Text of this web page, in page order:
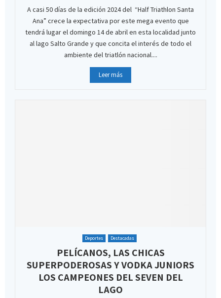
A casi 50 días de la edición 2024 del “Half Triathlon Santa
Ana” crece la expectativa por este mega evento que
tendrá lugar el domingo 14 de abril en esta localidad junto
al lago Salto Grande y que concita el interés de todo el
ambiente del triatlón nacional....
Leer más
Deportes Destacadas
PELÍCANOS, LAS CHICAS
SUPERPODEROSAS Y VODKA JUNIORS
LOS CAMPEONES DEL SEVEN DEL
LAGO